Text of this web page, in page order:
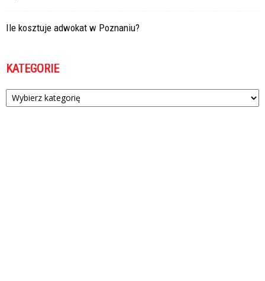
Ile kosztuje adwokat w Poznaniu?
KATEGORIE
Kategorie